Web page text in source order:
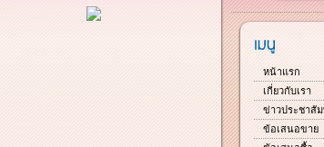
หน้าแรก
เกี่ยวกับเรา
ข่าวประชาสั
ข้อเสนอขาย